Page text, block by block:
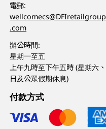
電郵:
wellcomecs@DFIretailgroup
.com
辦公時間:
星期一至五
上午九時至下午五時 (星期六、
日及公眾假期休息)
付款方式